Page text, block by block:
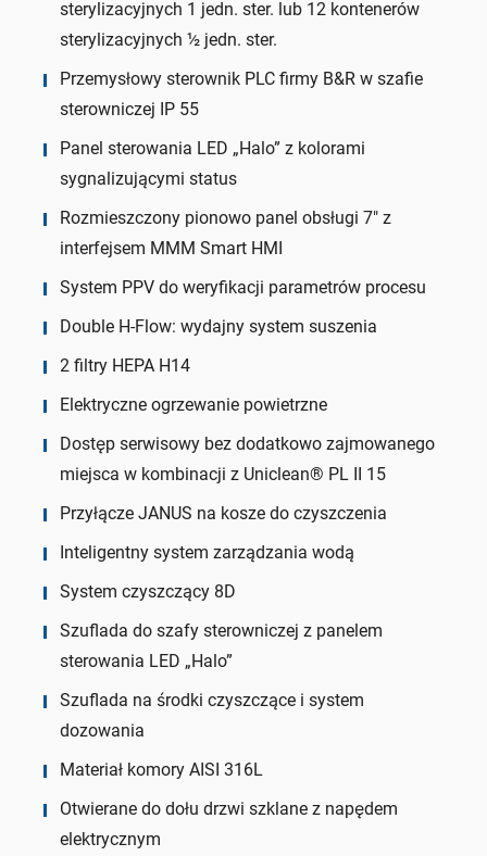
sterylizacyjnych 1 jedn. ster. lub 12 kontenerów
sterylizacyjnych ½ jedn. ster.
Przemysłowy sterownik PLC firmy B&R w szafie
sterowniczej IP 55
Panel sterowania LED „Halo” z kolorami
sygnalizującymi status
Rozmieszczony pionowo panel obsługi 7″ z
interfejsem MMM Smart HMI
System PPV do weryfikacji parametrów procesu
Double H-Flow: wydajny system suszenia
2 filtry HEPA H14
Elektryczne ogrzewanie powietrzne
Dostęp serwisowy bez dodatkowo zajmowanego
miejsca w kombinacji z Uniclean® PL II 15
Przyłącze JANUS na kosze do czyszczenia
Inteligentny system zarządzania wodą
System czyszczący 8D
Szuflada do szafy sterowniczej z panelem
sterowania LED „Halo”
Szuflada na środki czyszczące i system
dozowania
Materiał komory AISI 316L
Otwierane do dołu drzwi szklane z napędem
elektrycznym